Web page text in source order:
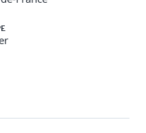
de valeurs / pain
de machine
IA et la méthode de
? Rapport temps /